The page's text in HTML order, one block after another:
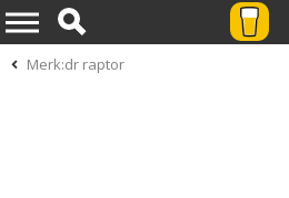
Merk:dr raptor